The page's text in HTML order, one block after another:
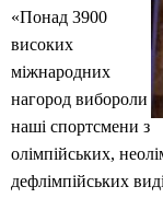
«Понад 3900
високих
міжнародних
нагород вибороли
наші спортсмени з
олімпійських,
дефлімпійських